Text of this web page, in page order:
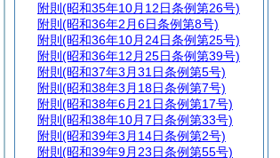
附則 (昭和35年10月12日条例第26号)
附則 (昭和36年2月6日条例第8号)
附則 (昭和36年10月24日条例第25号)
附則 (昭和36年12月25日条例第39号)
附則 (昭和37年3月31日条例第5号)
附則 (昭和38年3月18日条例第7号)
附則 (昭和38年6月21日条例第17号)
附則 (昭和38年10月7日条例第33号)
附則 (昭和39年3月14日条例第2号)
附則 (昭和39年9月23日条例第55号)